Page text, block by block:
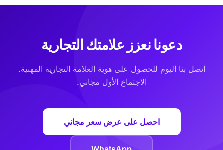
دعونا نعزز علامتك التجارية
اتصل بنا اليوم للحصول على هوية العلامة التجارية المهنية.
الاجتماع الأول مجاني.
احصل على عرض سعر مجاني